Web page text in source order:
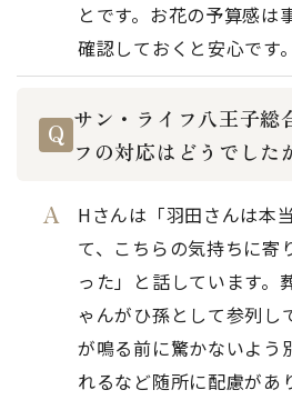
とです。お花の予算感は
確認しておくと安心です。
サン・ライフ八王子総
フの対応はどうでした
Hさんは「羽田さんは本
て、こちらの気持ちに寄
った」と話しています。
ゃんがひ孫として参列し
が鳴る前に驚かないよう
れるなど随所に配慮があ